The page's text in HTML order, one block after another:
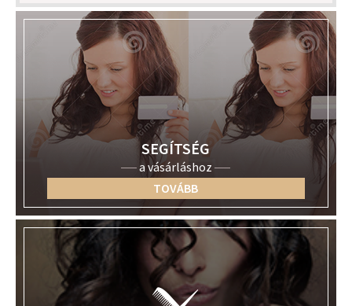
SEGÍTSÉG
a vásárláshoz
TOVÁBB